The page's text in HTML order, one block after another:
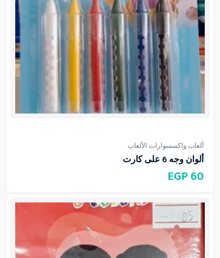
ألعاب واكسسوارات الألعاب
ألوان وجه 6 على كارت
60
EGP